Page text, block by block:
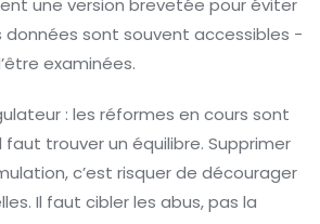
une version brevetée pour éviter
données sont souvent accessibles -
examinées.
: les réformes en cours sont
faut trouver un équilibre. Supprimer
c’est risquer de décourager
Il faut cibler les abus, pas la